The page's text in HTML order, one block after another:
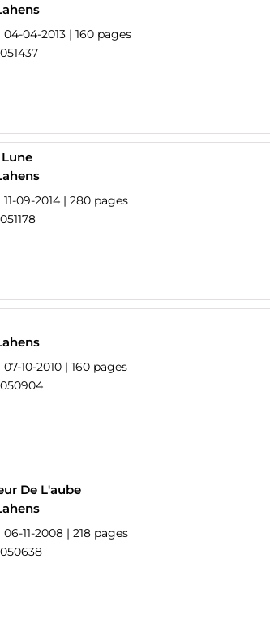
04-2013 | 160 pages
09-2014 | 280 pages
10-2010 | 160 pages
De L'aube
11-2008 | 218 pages